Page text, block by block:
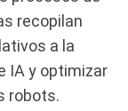
recopilan
a la
IA y optimizar
robots.